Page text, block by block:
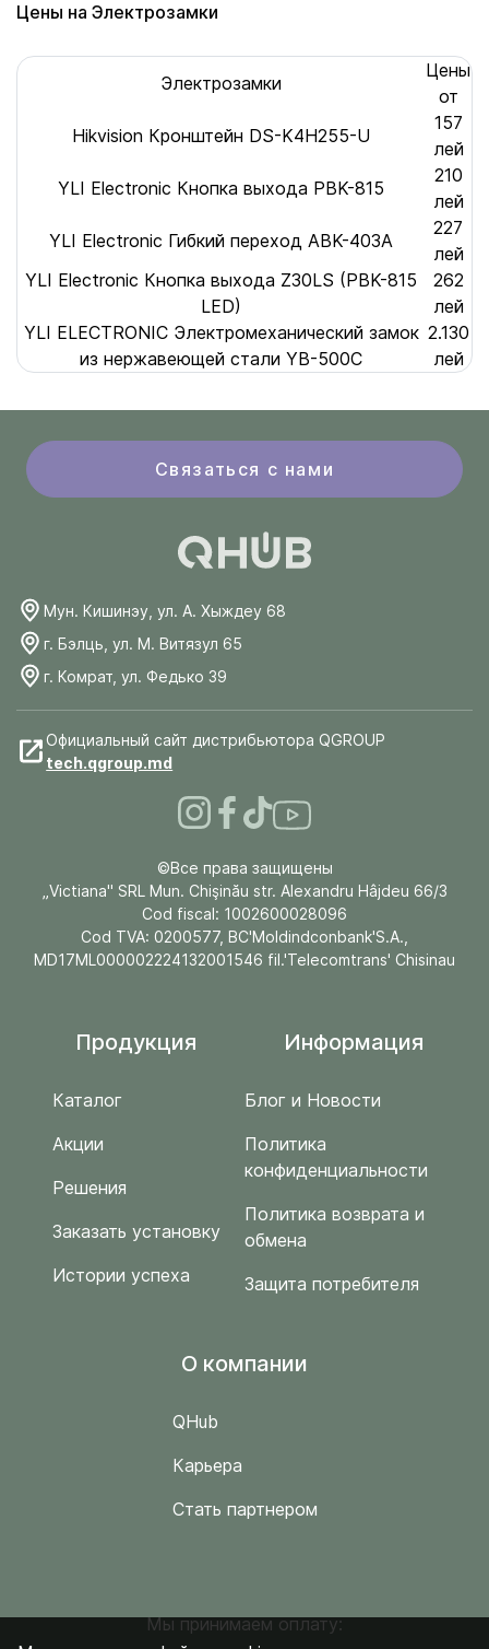
Цены на Электрозамки
Электрозамки
Цены
от
Hikvision Кронштейн DS-K4H255-U
157
лей
YLI Electronic Кнопка выхода PBK-815
210
лей
YLI Electronic Гибкий переход ABK-403A
227
лей
YLI Electronic Кнопка выхода Z30LS (PBK-815
LED)
262
лей
YLI ELECTRONIC Электромеханический замок
из нержавеющей стали YB-500C
2.130
лей
Связаться с нами
Мун. Кишинэу, ул. А. Хыждеу 68
г. Бэлць, ул. М. Витязул 65
г. Комрат, ул. Федько 39
Официальный сайт дистрибьютора QGROUP
tech.qgroup.md
©Все права защищены
„Victiana" SRL Mun. Chişinău str. Alexandru Hâjdeu 66/3
Cod fiscal: 1002600028096
Cod TVA: 0200577, BC'Moldindconbank'S.A.,
MD17ML000002224132001546 fil.'Telecomtrans' Chisinau
Продукция
Каталог
Акции
Решения
Заказать установку
Истории успеха
Информация
Блог и Новости
Политика
конфиденциальности
Политика возврата и
обмена
Защита потребителя
O компании
QHub
Карьера
Стать партнером
Мы принимаем оплату: